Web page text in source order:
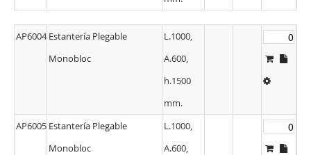
AP6004 Estantería Plegable
Monobloc
L.1000,
A.600,
h.1500
mm.
AP6005 Estantería Plegable
Monobloc
L.1000,
A.600,